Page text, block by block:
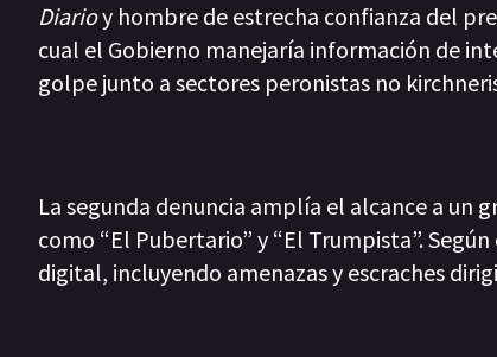
Diarioy hombre de estrecha confianza del
cual el Gobierno manejaría información de
golpe junto a sectores peronistas no
La segunda denuncia amplía el alcance a
como “El Pubertario” y “El Trumpista”.
digital, incluyendo amenazas y escraches